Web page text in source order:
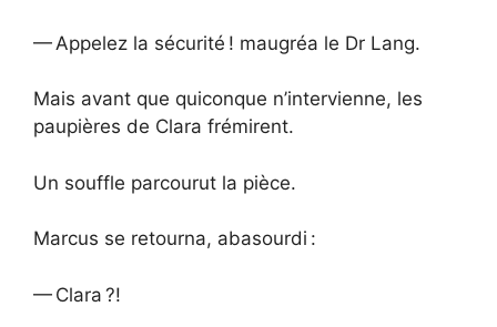
— Appelez la sécurité ! maugréa le Dr Lang.
Mais avant que quiconque n’intervienne, les
paupières de Clara frémirent.
Un souffle parcourut la pièce.
Marcus se retourna, abasourdi :
— Clara ?!